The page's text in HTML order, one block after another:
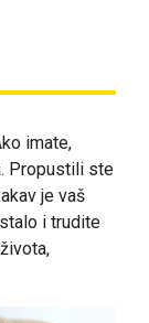
imate,
Propustili ste
je vaš
i trudite